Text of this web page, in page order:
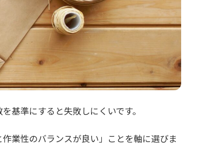
基準にすると失敗しにくいです。
業性のバランスが良い」ことを軸に選びま